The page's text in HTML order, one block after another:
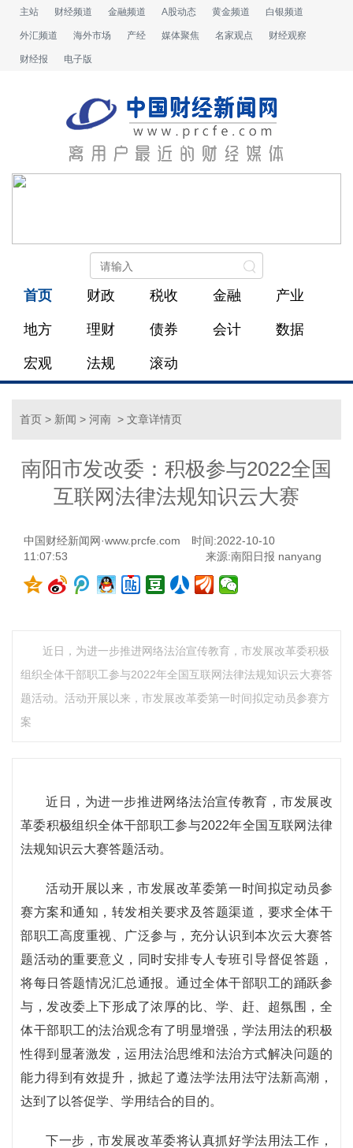
主站 财经频道 金融频道 A股动态 黄金频道 白银频道
外汇频道 海外市场 产经 媒体聚焦 名家观点 财经观察
财经报 电子版
首页 财政 税收 金融 产业
地方 理财 债券 会计 数据
宏观 法规 滚动
首页 > 新闻 > 河南 > 文章详情页
南阳市发改委：积极参与2022全国
互联网法律法规知识云大赛
中国财经新闻网·www.prcfe.com
时间:2022-10-10
11:07:53
来源:南阳日报 nanyang
近日，为进一步推进网络法治宣传教育，市发展改革委积极
组织全体干部职工参与2022年全国互联网法律法规知识云大赛答
题活动。活动开展以来，市发展改革委第一时间拟定动员参赛方
案
近日，为进一步推进网络法治宣传教育，市发展改
革委积极组织全体干部职工参与2022年全国互联网法律
法规知识云大赛答题活动。
活动开展以来，市发展改革委第一时间拟定动员参
赛方案和通知，转发相关要求及答题渠道，要求全体干
部职工高度重视、广泛参与，充分认识到本次云大赛答
题活动的重要意义，同时安排专人专班引导督促答题，
将每日答题情况汇总通报。通过全体干部职工的踊跃参
与，发改委上下形成了浓厚的比、学、赶、超氛围，全
体干部职工的法治观念有了明显增强，学法用法的积极
性得到显著激发，运用法治思维和法治方式解决问题的
能力得到有效提升，掀起了遵法学法用法守法新高潮，
达到了以答促学、学用结合的目的。
下一步，市发展改革委将认真抓好学法用法工作，